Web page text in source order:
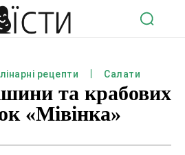
рецепти Салати
та крабових
«Мівінка»